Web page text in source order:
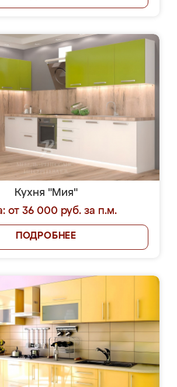
Кухня "Мия"
от 36 000 руб. за п.м.
ПОДРОБНЕЕ